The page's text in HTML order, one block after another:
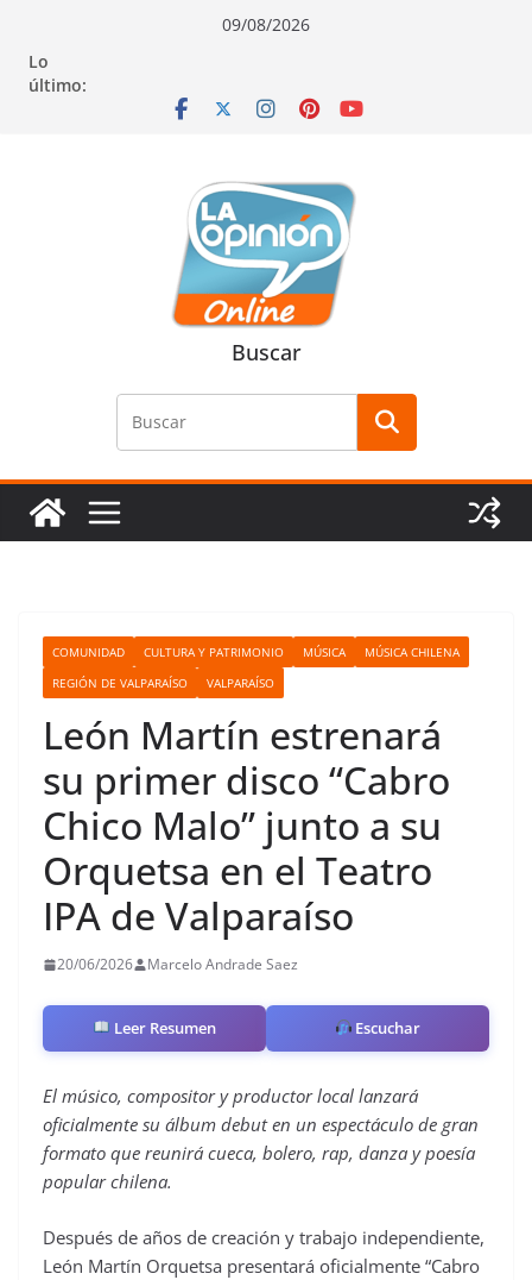
contenido
navegación
contenido
09/08/2026
Lo
último:
Buscar
COMUNIDAD CULTURA Y PATRIMONIO MÚSICA
MÚSICA CHILENA
REGIÓN DE VALPARAÍSO
VALPARAÍSO
León Martín estrenará
su primer disco “Cabro
Chico Malo” junto a su
Orquetsa en el Teatro
IPA de Valparaíso
20/06/2026 Marcelo Andrade Saez
Leer Resumen Escuchar
El músico, compositor y productor local lanzará
oficialmente su álbum debut en un espectáculo de gran
formato que reunirá cueca, bolero, rap, danza y poesía
popular chilena.
Después de años de creación y trabajo independiente,
León Martín Orquetsa presentará oficialmente “Cabro